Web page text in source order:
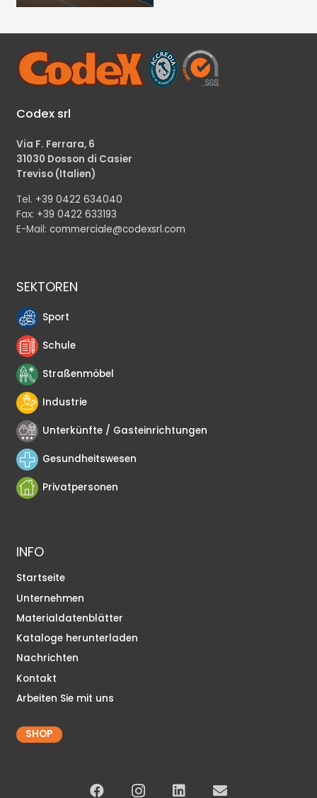
Codex srl
Via F. Ferrara, 6
31030 Dosson di Casier
Treviso (Italien)
Tel. +39 0422 634040
Fax: +39 0422 633193
E-Mail: commerciale@codexsrl.com
SEKTOREN
Sport
Schule
Straßenmöbel
Industrie
Unterkünfte / Gasteinrichtungen
Gesundheitswesen
Privatpersonen
INFO
Startseite
Unternehmen
Materialdatenblätter
Kataloge herunterladen
Nachrichten
Kontakt
Arbeiten Sie mit uns
SHOP